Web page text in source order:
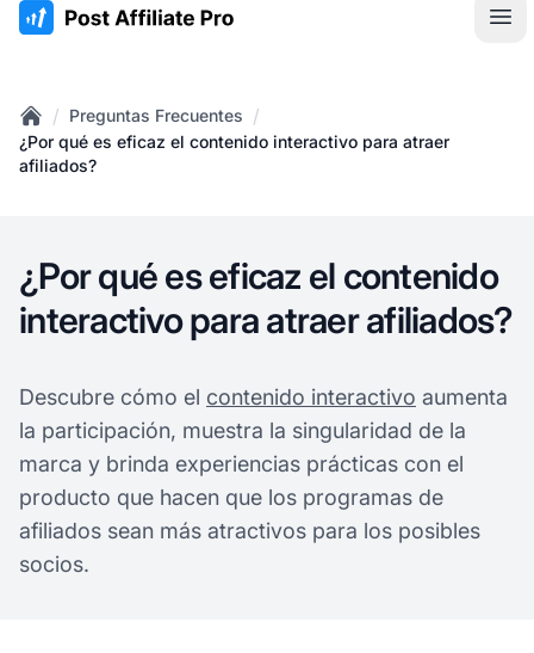
:site.title
Home
/ Preguntas Frecuentes /
¿Por qué es eficaz el contenido interactivo para atraer
afiliados?
¿Por qué es eficaz el contenido
interactivo para atraer afiliados?
Descubre cómo el contenido interactivo aumenta
la participación, muestra la singularidad de la
marca y brinda experiencias prácticas con el
producto que hacen que los programas de
afiliados sean más atractivos para los posibles
socios.